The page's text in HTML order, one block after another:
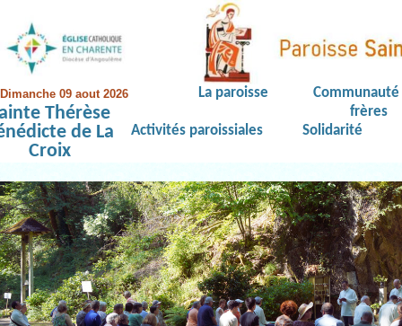
Dimanche 09 aout 2026
Thérèse
de La
Croix
La paroisse
Communauté
frères
Activités paroissiales
Solidarité